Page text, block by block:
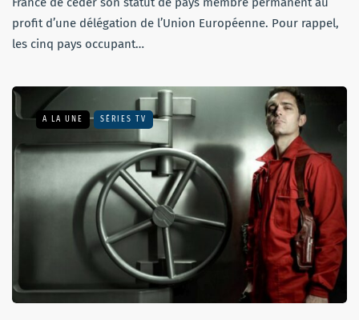
profit d’une délégation de l’Union Européenne. Pour rappel,
les cinq pays occupant…
A LA UNE SÉRIES TV